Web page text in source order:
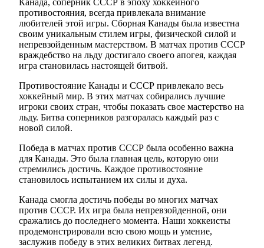
Канада, соперник СССР в эпоху хоккейного
противостояния, всегда привлекала внимание
любителей этой игры. Сборная Канады была известна
своим уникальным стилем игры, физической силой и
непревзойденным мастерством. В матчах против СССР
враждебство на льду достигало своего апогея, каждая
игра становилась настоящей битвой.
Противостояние Канады и СССР привлекало весь
хоккейный мир. В этих матчах собирались лучшие
игроки своих стран, чтобы показать свое мастерство на
льду. Битва соперников разгоралась каждый раз с
новой силой.
Победа в матчах против СССР была особенно важна
для Канады. Это была главная цель, которую они
стремились достичь. Каждое противостояние
становилось испытанием их силы и духа.
Канада смогла достичь победы во многих матчах
против СССР. Их игра была непревзойденной, они
сражались до последнего момента. Наши хоккеисты
продемонстрировали всю свою мощь и умение,
заслужив победу в этих великих битвах легенд.